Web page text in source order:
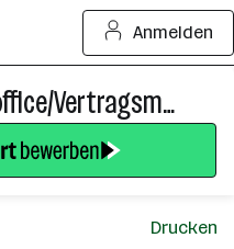
Anmelden
Sachbearbeitung Backoffice/Vertragsmanagement Verkehrs- und Speditionshaftungsversicherung im Innendienst (m/w/d)
Drucken